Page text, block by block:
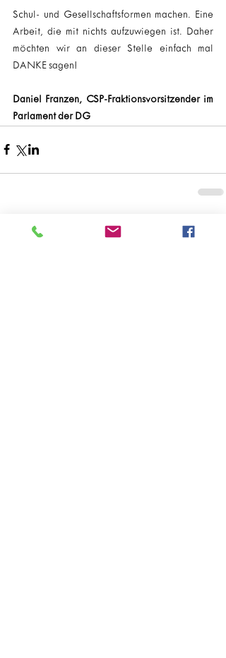
Schul- und Gesellschaftsformen machen. Eine
Arbeit, die mit nichts aufzuwiegen ist. Daher
möchten wir an dieser Stelle einfach mal
DANKE sagen!
Daniel Franzen, CSP-Fraktionsvorsitzender im
Parlament der DG